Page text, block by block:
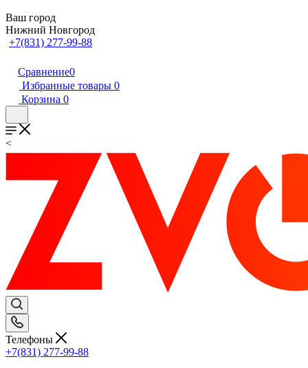
Ваш город
Нижний Новгород
+7(831) 277-99-88
Сравнение0
Избранные товары 0
Корзина 0
<
Телефоны
+7(831) 277-99-88